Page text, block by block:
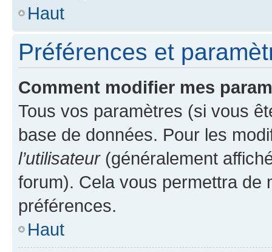
Haut
Préférences et
Comment modifier mes
Tous vos paramètres (si vous
base de données. Pour les
l’utilisateur(généralement
forum). Cela vous permettra de
préférences.
Haut